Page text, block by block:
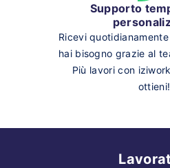
Supporto
Ricevi
hai bisogno grazie al
Più lavori con
ottieni!